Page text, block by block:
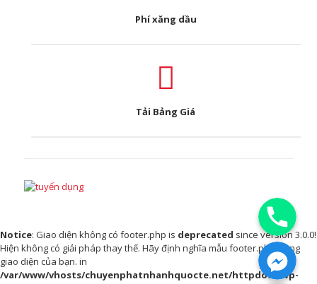
Phí xăng dầu
Tải Bảng Giá
Notice: Giao diện không có footer.php is deprecated since version 3.0.0!
Hiện không có giải pháp thay thế. Hãy định nghĩa mẫu footer.php trong
giao diện của bạn. in
/var/www/vhosts/chuyenphatnhanhquocte.net/httpdocs/wp-
Phone
Facebook Messenger